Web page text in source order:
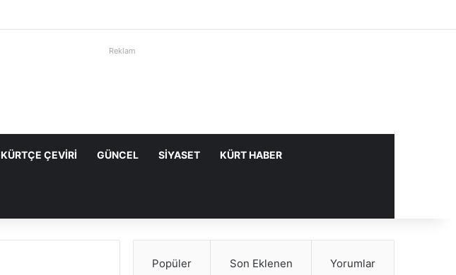
Reklam
KÜRTÇE ÇEVIRI GÜNCEL SIYASET KÜRT HABER
Popüler Son Eklenen Yorumlar